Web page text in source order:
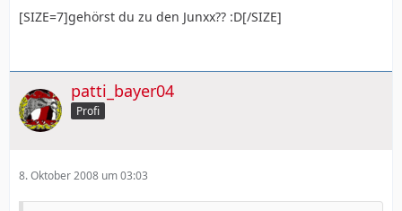
[SIZE=7]gehörst du zu den Junxx?? :D[/SIZE]
patti_bayer04
Profi
8. Oktober 2008 um 03:03